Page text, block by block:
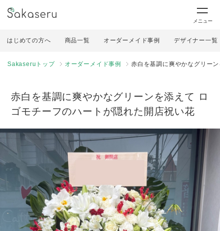
メニュー
はじめての方へ 商品一覧 オーダーメイド事例 デザイナー一覧
Sakaseruトップ オーダーメイド事例 赤白を基調に爽やかなグリー
赤白を基調に爽やかなグリーンを添えて ロ
ゴモチーフのハートが隠れた開店祝い花